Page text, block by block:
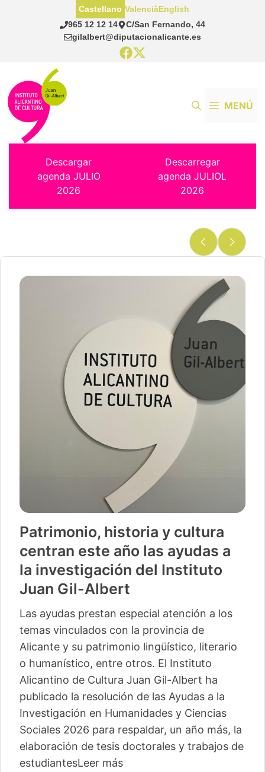
965 12 12 14
C/San Fernando, 44
gilalbert@diputacionalicante.es
Castellano ValenciàEnglish
MENÚ
Descargar
agenda JULIO
2026
Descarregar
agenda JULIOL
2026
Patrimonio, historia y cultura
centran este año las ayudas a
la investigación del Instituto
Juan Gil-Albert
Las ayudas prestan especial atención a los
temas vinculados con la provincia de
Alicante y su patrimonio lingüístico, literario
o humanístico, entre otros. El Instituto
Alicantino de Cultura Juan Gil-Albert ha
publicado la resolución de las Ayudas a la
Investigación en Humanidades y Ciencias
Sociales 2026 para respaldar, un año más, la
elaboración de tesis doctorales y trabajos de
estudiantesLeer más